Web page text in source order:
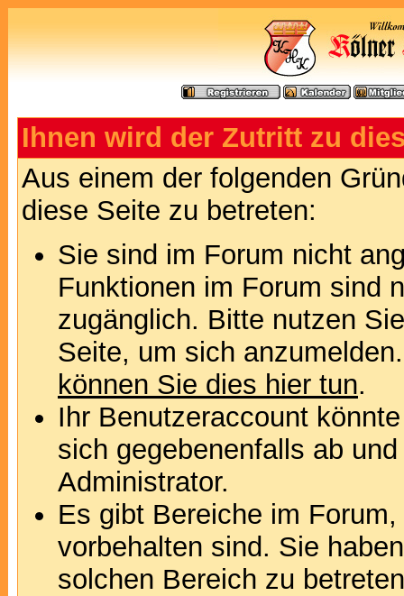
Ihnen wird der Zutritt zu
Aus einem der folgenden
diese Seite zu betreten:
Sie sind im Forum nicht
Funktionen im Forum sind
zugänglich. Bitte nutzen
Seite, um sich
können Sie dies hier tun.
Ihr Benutzeraccount
sich gegebenenfalls ab
Administrator.
Es gibt Bereiche im
vorbehalten sind. Sie
solchen Bereich zu